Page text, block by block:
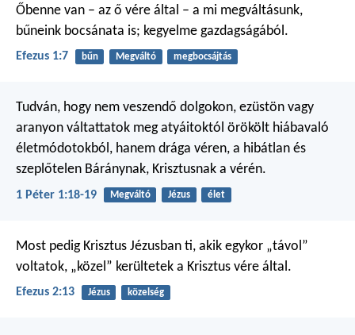
Őbenne van – az ő vére által – a mi megváltásunk,
bűneink bocsánata is; kegyelme gazdagságából.
Efezus 1:7 bűn Megváltó megbocsájtás
Tudván, hogy nem veszendő dolgokon, ezüstön vagy
aranyon váltattatok meg atyáitoktól örökölt hiábavaló
életmódotokból, hanem drága véren, a hibátlan és
szeplőtelen Báránynak, Krisztusnak a vérén.
1 Péter 1:18-19 Megváltó Jézus élet
Most pedig Krisztus Jézusban ti, akik egykor „távol”
voltatok, „közel” kerültetek a Krisztus vére által.
Efezus 2:13 Jézus közelség